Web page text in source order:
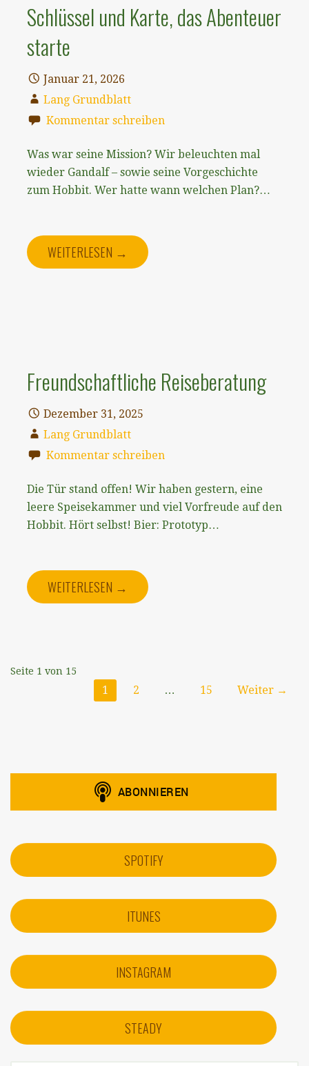
Schlüssel und Karte, das Abenteuer
starte
Januar 21, 2026
Lang Grundblatt
Kommentar schreiben
Was war seine Mission? Wir beleuchten mal
wieder Gandalf – sowie seine Vorgeschichte
zum Hobbit. Wer hatte wann welchen Plan?…
WEITERLESEN →
Freundschaftliche Reiseberatung
Dezember 31, 2025
Lang Grundblatt
Kommentar schreiben
Die Tür stand offen! Wir haben gestern, eine
leere Speisekammer und viel Vorfreude auf den
Hobbit. Hört selbst! ⁠Bier: Prototyp⁠…
WEITERLESEN →
Episode
Seite 1 von 15
1 2 … 15 Weiter →
SPOTIFY
ITUNES
INSTAGRAM
STEADY